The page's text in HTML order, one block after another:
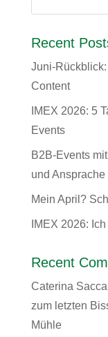
Recent
Juni-
Content
IMEX 2026: 5
Events
B2B-Events
und Ansprache
Mein April?
IMEX 2026:
Recent
Caterina
zum letzten
Mühle